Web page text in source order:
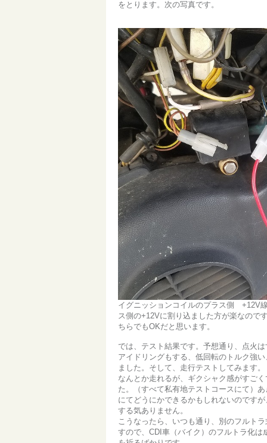
をとります。次の写真です。
イグニッションコイルのプラス側 +12V
ス側の+12Vに割り込ました方が楽なので
ちらでもOKだと思います。
では、テスト結果です。予想通り、点火
アイドリングもする、低回転のトルク強
ました。そして、走行テストしてみます。
なんとか走れるが、ギクシャク感がすご
た。（すべて私有地テストコースにて）
にてどうにかできるかもしれないのです
する気ありません。
こうなったら、いつも通り、別のフルト
すので、CDI車（バイク）のフルトラ化